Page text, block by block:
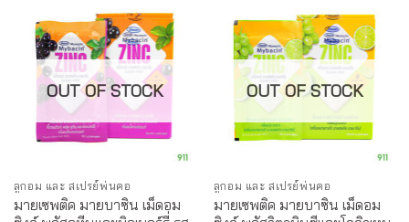
OUT OF STOCK
ลูกอม และ สเปรย์พ่นคอ
มายเซพติค มายบาซิน เม็ดอม
OUT OF STOCK
ลูกอม และ สเปรย์พ่นคอ
มายเซพติค มายบาซิน เม็ดอม